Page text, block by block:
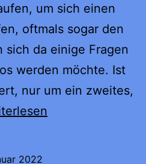
um sich einen
oftmals sogar den
sich da einige Fragen
werden möchte. Ist
nur um ein zweites,
2022